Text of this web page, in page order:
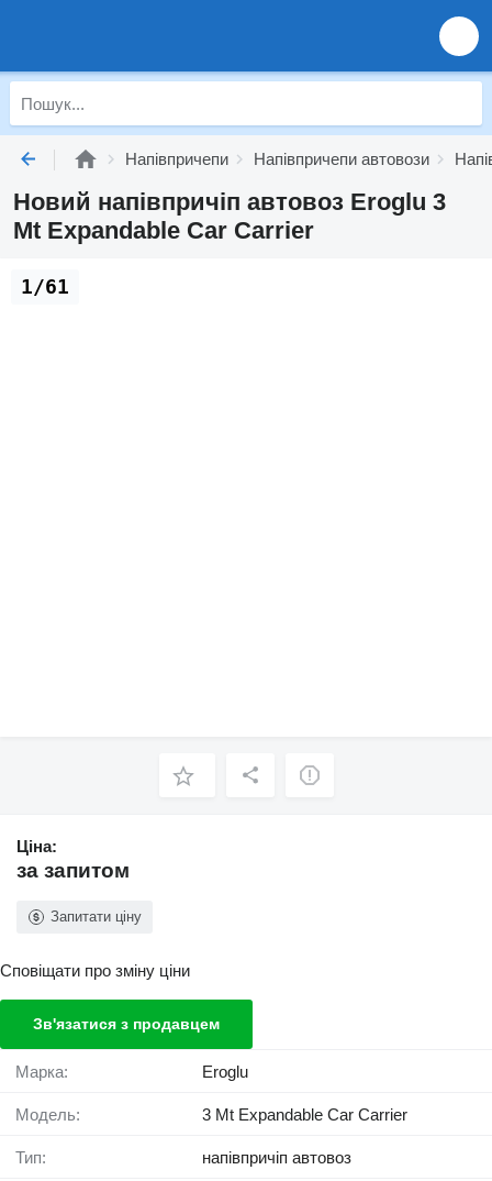
Напівпричепи Напівпричепи автовози
Новий напівпричіп автовоз Eroglu 3
Mt Expandable Car Carrier
1/61
Ціна:
за запитом
Запитати ціну
Сповіщати про зміну ціни
Зв'язатися з продавцем
Марка: Eroglu
Модель: 3 Mt Expandable Car Carrier
Тип: напівпричіп автовоз